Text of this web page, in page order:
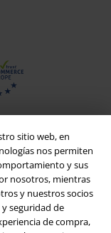
sitio web, en
nos permiten
y sus
nosotros, mientras
y nuestros socios
seguridad de
de compra,